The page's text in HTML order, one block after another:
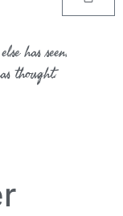
has seen,
thought.